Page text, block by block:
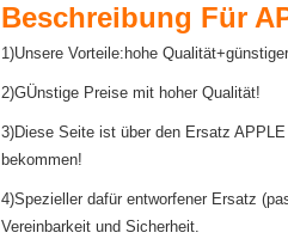
Beschreibung Für
1)Unsere Vorteile:hohe
2)GÜnstige Preise mit hoher Qualität!
3)Diese Seite ist über den Ersatz
bekommen!
4)Spezieller dafür entworfener Ersatz
Vereinbarkeit und Sicherheit.